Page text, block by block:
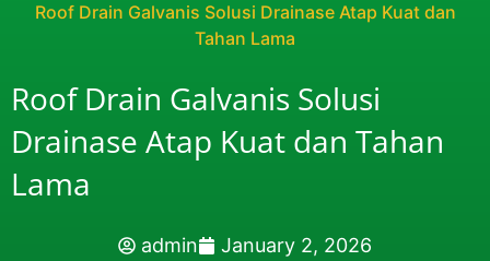
Roof Drain Galvanis Solusi Drainase Atap Kuat dan
Tahan Lama
Roof Drain Galvanis Solusi
Drainase Atap Kuat dan Tahan
Lama
admin January 2, 2026